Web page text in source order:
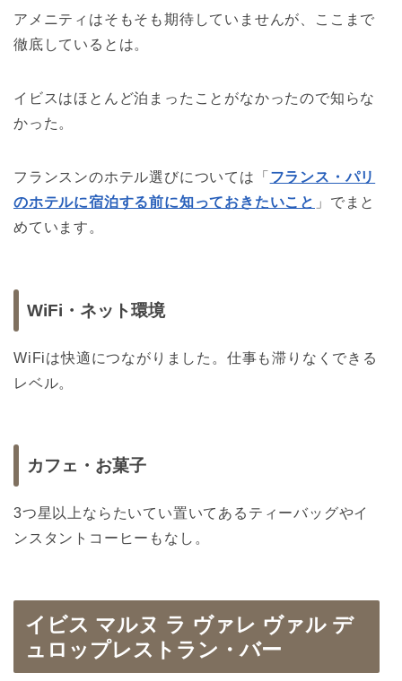
アメニティはそもそも期待していませんが、ここまで
徹底しているとは。
イビスはほとんど泊まったことがなかったので知らな
かった。
フランスンのホテル選びについては「 フランス・パリ
のホテルに宿泊する前に知っておきたいこと 」でまと
めています。
WiFi・ネット環境
WiFiは快適につながりました。仕事も滞りなくできる
レベル。
カフェ・お菓子
3つ星以上ならたいてい置いてあるティーバッグやイ
ンスタントコーヒーもなし。
イビス マルヌ ラ ヴァレ ヴァル デ
ュロップレストラン・バー